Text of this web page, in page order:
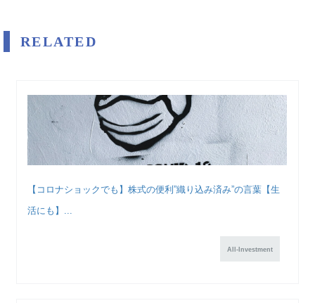
RELATED
【コロナショックでも】株式の便利”織り込み済み”の言葉【生
活にも】...
All-Investment